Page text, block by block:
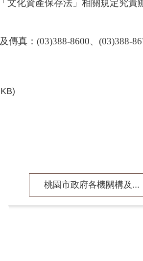
化資產保存法」相關規定究責
傳真： (03)388-8600、 (03)388-
桃園市政府各機關構及...